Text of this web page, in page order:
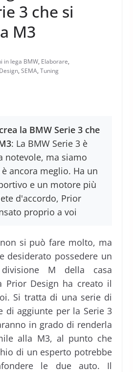
3 che si
M3
in lega BMW, Elaborare,
, SEMA, Tuning
la BMW Serie 3 che
: La BMW Serie 3 è
notevole, ma siamo
ancora meglio. Ha un
e un motore più
d'accordo, Prior
proprio a voi
si può fare molto, ma
desiderato possedere un
M della casa
Prior Design ha creato il
Si tratta di una serie di
di aggiunte per la Serie 3
in grado di renderla
alla M3, al punto che
di un esperto potrebbe
le due auto. Il